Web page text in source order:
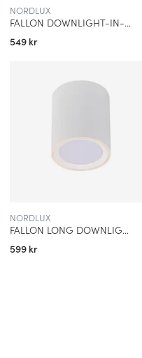
NORDLUX
FALLON DOWNLIGHT-IN-PÅBYGGNAD SVART/STÅL
549 kr
NORDLUX
FALLON LONG DOWNLIGHT-IN-PÅBYGGNAD SILVER
599 kr